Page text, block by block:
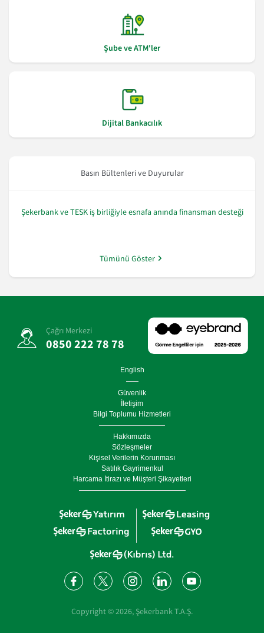
Şube ve ATM'ler
Dijital Bankacılık
Basın Bültenleri ve Duyurular
Şekerbank ve TESK iş birliğiyle esnafa anında finansman desteği
Tümünü Göster
Çağrı Merkezi
0850 222 78 78
English
Güvenlik
İletişim
Bilgi Toplumu Hizmetleri
Hakkımızda
Sözleşmeler
Kişisel Verilerin Korunması
Satılık Gayrimenkul
Harcama İtirazı ve Müşteri Şikayetleri
Copyright ©2026, Şekerbank T.A.Ş.